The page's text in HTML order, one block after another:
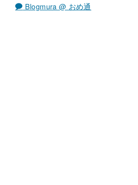
Blogmura @ おめ通